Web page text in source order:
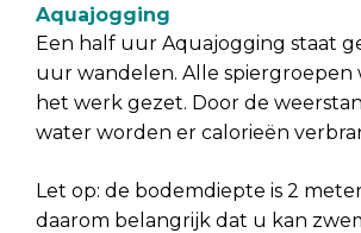
Aquajogging
Een half uur Aquajogging staat
uur wandelen. Alle spiergroepen
het werk gezet. Door de
water worden er calorieën
Let op: de bodemdiepte is 2
daarom belangrijk dat u kan